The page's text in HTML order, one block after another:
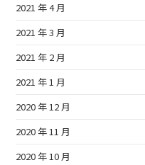
2021 年 4 月
2021 年 3 月
2021 年 2 月
2021 年 1 月
2020 年 12 月
2020 年 11 月
2020 年 10 月